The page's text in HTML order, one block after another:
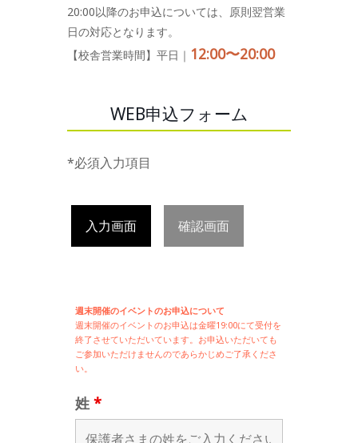
20:00以降のお申込については、原則翌営業
日の対応となります。
【校舎営業時間】平日｜ 12:00〜20:00
WEB申込フォーム
*必須入力項目
入力画面 確認画面
週末開催のイベントのお申込について
週末開催のイベントのお申込は金曜19:00にて受付を
終了させていただいています。お申込いただいても
ご参加いただけませんのであらかじめご了承くださ
い。
姓 *